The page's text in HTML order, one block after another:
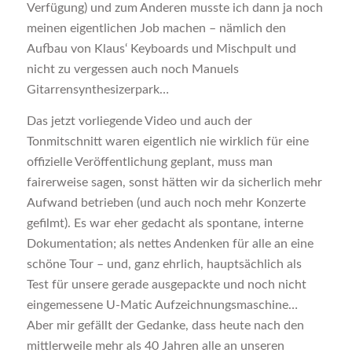
Verfügung) und zum Anderen musste ich dann ja noch
meinen eigentlichen Job machen – nämlich den
Aufbau von Klaus‘ Keyboards und Mischpult und
nicht zu vergessen auch noch Manuels
Gitarrensynthesizerpark…
Das jetzt vorliegende Video und auch der
Tonmitschnitt waren eigentlich nie wirklich für eine
offizielle Veröffentlichung geplant, muss man
fairerweise sagen, sonst hätten wir da sicherlich mehr
Aufwand betrieben (und auch noch mehr Konzerte
gefilmt). Es war eher gedacht als spontane, interne
Dokumentation; als nettes Andenken für alle an eine
schöne Tour – und, ganz ehrlich, hauptsächlich als
Test für unsere gerade ausgepackte und noch nicht
eingemessene U-Matic Aufzeichnungsmaschine…
Aber mir gefällt der Gedanke, dass heute nach den
mittlerweile mehr als 40 Jahren alle an unseren